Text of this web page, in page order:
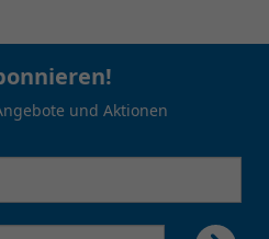
und Aktionen